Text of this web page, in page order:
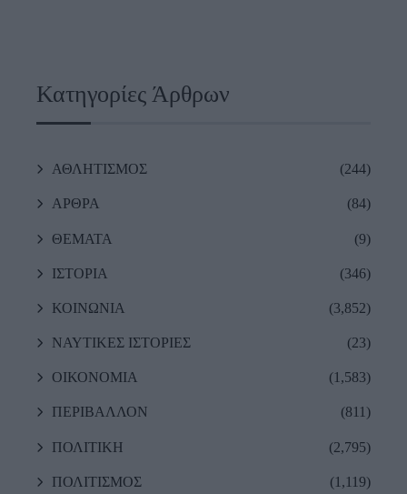
Κατηγορίες Άρθρων
ΑΘΛΗΤΙΣΜΟΣ (244)
ΑΡΘΡΑ (84)
ΘΕΜΑΤΑ (9)
ΙΣΤΟΡΙΑ (346)
ΚΟΙΝΩΝΙΑ (3,852)
ΝΑΥΤΙΚΕΣ ΙΣΤΟΡΙΕΣ (23)
ΟΙΚΟΝΟΜΙΑ (1,583)
ΠΕΡΙΒΑΛΛΟΝ (811)
ΠΟΛΙΤΙΚΗ (2,795)
ΠΟΛΙΤΙΣΜΟΣ (1,119)